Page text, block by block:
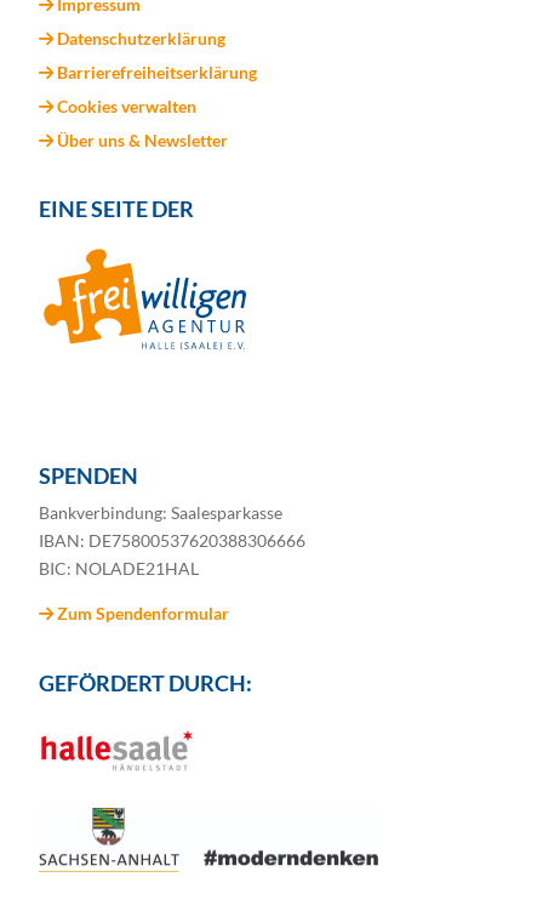
Impressum
Datenschutzerklärung
Barrierefreiheitserklärung
Cookies verwalten
Über uns & Newsletter
EINE SEITE DER
SPENDEN
Bankverbindung: Saalesparkasse
IBAN: DE75800537620388306666
BIC: NOLADE21HAL
Zum Spendenformular
GEFÖRDERT DURCH: